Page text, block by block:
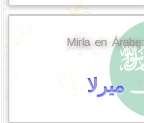
Mirla en Árabe:
ميرلا